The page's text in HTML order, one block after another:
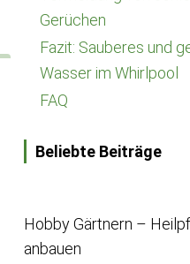
Gerüchen
Fazit: Sauberes und
Wasser im Whirlpool
FAQ
Beliebte Beiträge
Hobby Gärtnern –
anbauen